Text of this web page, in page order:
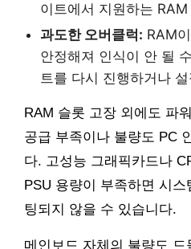
이트에서 지원하는
과도한 오버클럭: RAM
안정해져 인식이 안 될
트를 다시 진행하거나
RAM 슬롯 고장 외에도 파
공급 부족이나 불량도 PC
다. 고성능 그래픽카드나
PSU 용량이 부족하면 시
팅되지 않을 수 있습니다.
메인보드 자체의 불량도